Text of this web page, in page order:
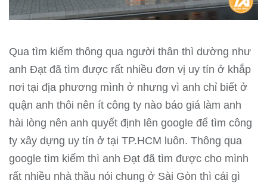
Qua tìm kiếm thông qua người thân thì dường như
anh Đạt đã tìm được rất nhiều đơn vị uy tín ở khắp
nơi tại địa phương mình ở nhưng vì anh chỉ biết ở
quận anh thôi nên ít công ty nào báo giá làm anh
hài lòng nên anh quyết định lên google để tìm công
ty xây dựng uy tín ở tại TP.HCM luôn. Thông qua
google tìm kiếm thì anh Đạt đã tìm được cho mình
rất nhiều nhà thầu nói chung ở Sài Gòn thì cái gì